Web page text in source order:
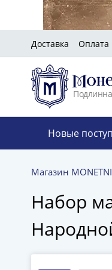
Доставка Оплата
Новые
Магазин
Набор